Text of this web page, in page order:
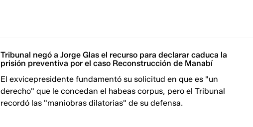
Tribunal negó a Jorge Glas el recurso para declarar caduca la
prisión preventiva por el caso Reconstrucción de Manabí
El exvicepresidente fundamentó su solicitud en que es "un
derecho" que le concedan el habeas corpus, pero el Tribunal
recordó las "maniobras dilatorias" de su defensa.